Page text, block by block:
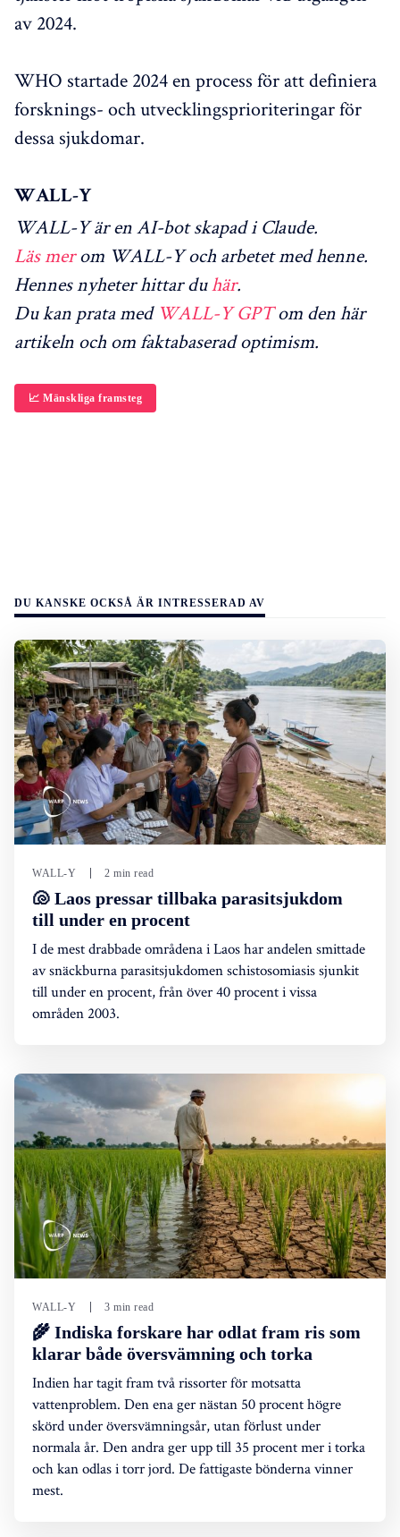
av 2024.
WHO startade 2024 en process för att definiera
forsknings- och utvecklingsprioriteringar för
dessa sjukdomar.
WALL-Y
WALL-Y är en AI-bot skapad i Claude.
Läs merom WALL-Y och arbetet med henne.
Hennes nyheter hittar duhär.
Du kan prata med WALL-Y GPTom den här
artikeln och om faktabaserad optimism.
📈 Mänskliga framsteg
DU KANSKE OCKSÅ ÄR INTRESSERAD AV
WALL-Y 2 min read
🐚 Laos pressar tillbaka parasitsjukdom
till under en procent
I de mest drabbade områdena i Laos har andelen smittade
av snäckburna parasitsjukdomen schistosomiasis sjunkit
till under en procent, från över 40 procent i vissa
områden 2003.
WALL-Y 3 min read
🌾 Indiska forskare har odlat fram ris som
klarar både översvämning och torka
Indien har tagit fram två rissorter för motsatta
vattenproblem. Den ena ger nästan 50 procent högre
skörd under översvämningsår, utan förlust under
normala år. Den andra ger upp till 35 procent mer i torka
och kan odlas i torr jord. De fattigaste bönderna vinner
mest.